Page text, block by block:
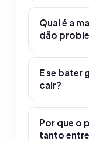
Qual é a
dão
E se bater
cair?
Por que o
tanto